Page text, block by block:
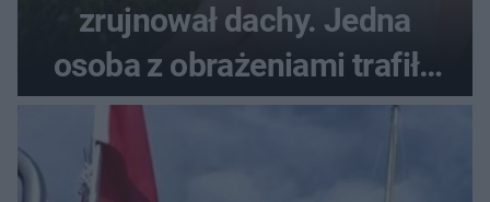
zrujnował dachy. Jedna
osoba z obrażeniami trafiła
do szpitala